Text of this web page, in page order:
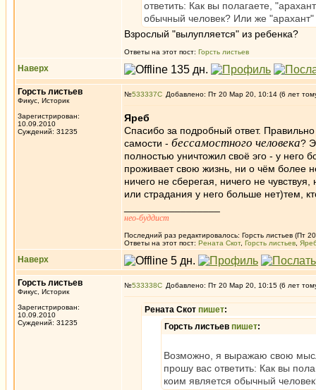
ответить: Как вы полагаете,
обычный человек? Или же "арахант"
Взрослый "вылупляется" из ребенка?
Ответы на этот пост: Горсть листьев
Наверх
Горсть листьев
Фикус, Историк
Зарегистрирован:
10.09.2010
Суждений: 31235
№533337 Добавлено: Пт 20 Мар 20, 10:14 (6 лет
Яреб
Спасибо за подробный ответ.
самости - бессамостного человека?
полностью уничтожил своё эго - у
проживает свою жизнь, ни о чём более
ничего не сберегая, ничего не
или страдания у него больше нет)тем,
нео-буддист
Последний раз редактировалось: Горсть листьев (Пт
Ответы на этот пост: Рената Скот, Горсть листьев
Наверх
Горсть листьев
Фикус, Историк
Зарегистрирован:
10.09.2010
Суждений: 31235
№533338 Добавлено: Пт 20 Мар 20, 10:15 (6 лет
Рената Скот пишет:
Горсть листьев пишет:
Возможно, я выражаю свою
прошу вас ответить: Как вы
коим является обычный